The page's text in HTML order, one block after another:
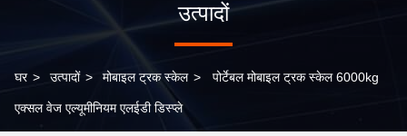
उत्पादों
घर > उत्पादों > मोबाइल ट्रक स्केल > पोर्टेबल मोबाइल ट्रक स्केल 6000kg
एक्सल वेज एल्यूमीनियम एलईडी डिस्प्ले